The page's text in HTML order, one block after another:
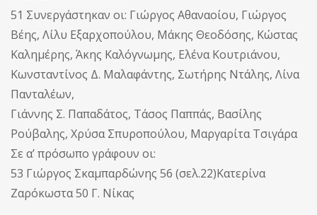
51 Συνεργάστηκαν οι: Γιώργος Αθαναοίου, Γιώργος
Βέης, Λίλυ Εξαρχοπούλου, Μάκης Θεοδόσης, Κώστας
Καλημέρης, Άκης Καλόγνωμης, Ελένα Κουτριάνου,
Κωνσταντίνος Δ. Μαλαφάντης, Σωτήρης Ντάλης, Λίνα
Πανταλέων,
Γιάννης Σ. Παπαδάτος, Τάσος Παππάς, Βασίλης
Ρούβαλης, Χρύσα Σπυροπούλου, Μαργαρίτα Τσιγάρα
Σε α’ πρόσωπο γράφουν οι:
53 Γιώργος Σκαμπαρδώνης 56 (σελ.22)Κατερίνα
Ζαρόκωστα 50 Γ. Νίκας